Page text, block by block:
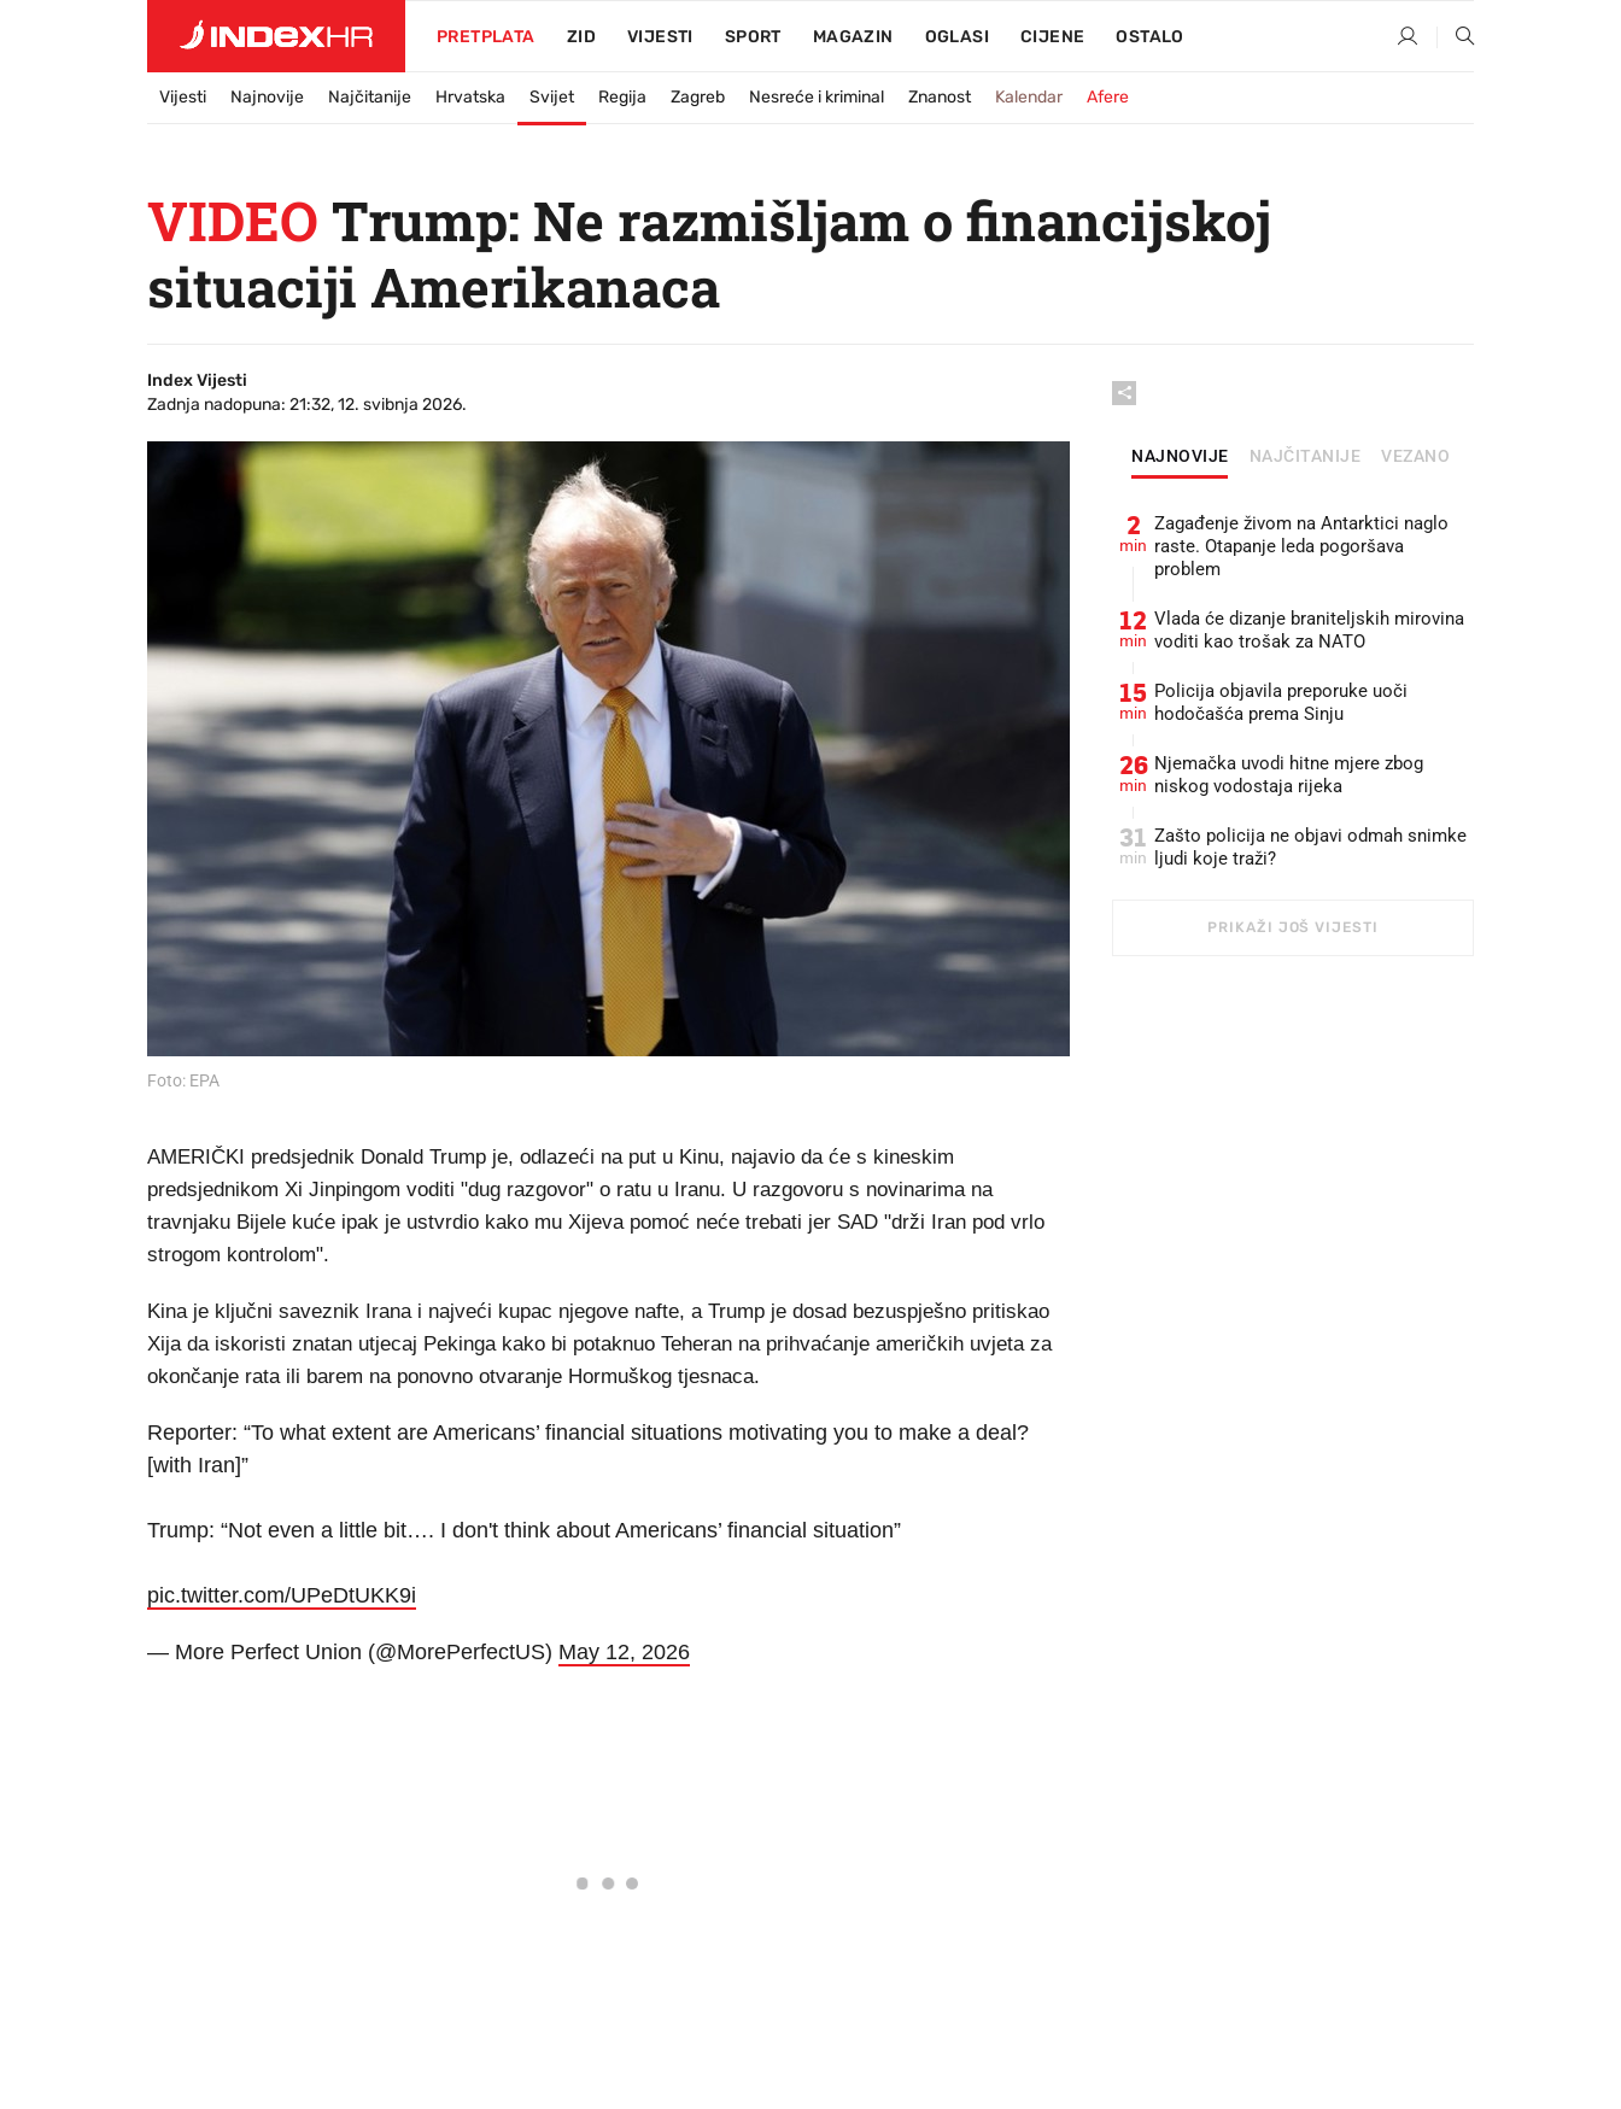
PRETPLATA ZID VIJESTI SPORT MAGAZIN OGLASI CIJENE OSTALO
Vijesti Najnovije Najčitanije Hrvatska Svijet Regija Zagreb Nesreće i kriminal Znanost Kalendar Afere
VIDEO Trump: Ne razmišljam o financijskoj
situaciji Amerikanaca
Index Vijesti
Zadnja nadopuna: 21:32, 12. svibnja 2026.
Foto: EPA
AMERIČKI predsjednik Donald Trump je, odlazeći na put u Kinu, najavio da će s kineskim
predsjednikom Xi Jinpingom voditi "dug razgovor" o ratu u Iranu. U razgovoru s novinarima na
travnjaku Bijele kuće ipak je ustvrdio kako mu Xijeva pomoć neće trebati jer SAD "drži Iran pod vrlo
strogom kontrolom".
Kina je ključni saveznik Irana i najveći kupac njegove nafte, a Trump je dosad bezuspješno pritiskao
Xija da iskoristi znatan utjecaj Pekinga kako bi potaknuo Teheran na prihvaćanje američkih uvjeta za
okončanje rata ili barem na ponovno otvaranje Hormuškog tjesnaca.
Reporter: “To what extent are Americans’ financial situations motivating you to make a deal?
[with Iran]”
Trump: “Not even a little bit…. I don't think about Americans’ financial situation”
pic.twitter.com/UPeDtUKK9i
— More Perfect Union (@MorePerfectUS) May 12, 2026
NAJNOVIJE NAJČITANIJE VEZANO
2
min
Zagađenje živom na Antarktici naglo
raste. Otapanje leda pogoršava
problem
12
min
Vlada će dizanje braniteljskih mirovina
voditi kao trošak za NATO
15
min
Policija objavila preporuke uoči
hodočašća prema Sinju
26
min
Njemačka uvodi hitne mjere zbog
niskog vodostaja rijeka
31
min
Zašto policija ne objavi odmah snimke
ljudi koje traži?
PRIKAŽI JOŠ VIJESTI